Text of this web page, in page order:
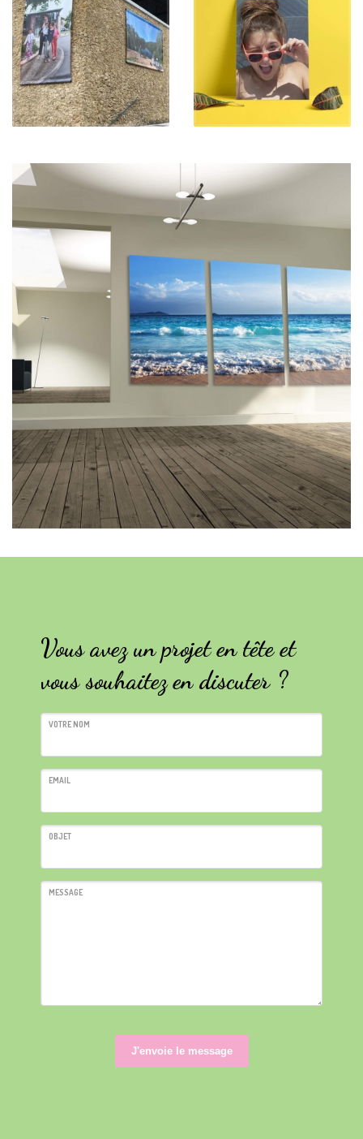
Vous avez un projet en tête et
vous souhaitez en discuter ?
VOTRE NOM
EMAIL
OBJET
MESSAGE
J'envoie le message